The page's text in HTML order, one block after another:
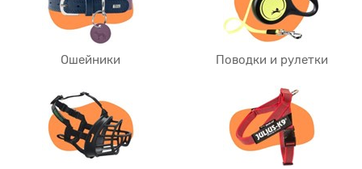
Ошейники Поводки и рулетки